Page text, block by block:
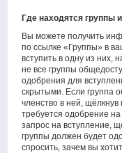
Где находятся группы
Вы можете получить
по ссылке «Группы» в
вступить в одну из них,
не все группы
одобрения для
скрытыми. Если группа
членство в ней,
требуется одобрение
запрос на вступление,
группы должен будет
спросить, зачем вы